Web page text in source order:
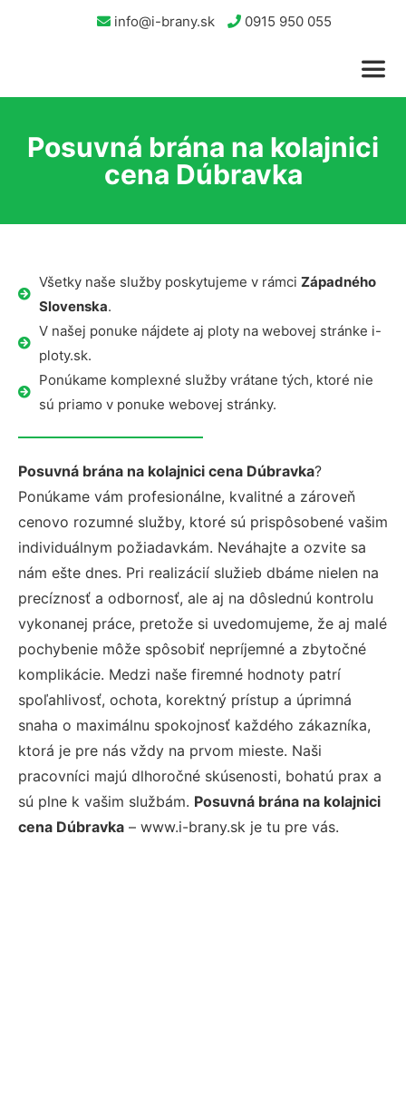
info@i-brany.sk 0915 950 055
Posuvná brána na kolajnici
cena Dúbravka
Všetky naše služby poskytujeme v rámci Západného
Slovenska.
V našej ponuke nájdete aj ploty na webovej stránke i-
ploty.sk.
Ponúkame komplexné služby vrátane tých, ktoré nie
sú priamo v ponuke webovej stránky.
Posuvná brána na kolajnici cena Dúbravka?
Ponúkame vám profesionálne, kvalitné a zároveň
cenovo rozumné služby, ktoré sú prispôsobené vašim
individuálnym požiadavkám. Neváhajte a ozvite sa
nám ešte dnes. Pri realizácií služieb dbáme nielen na
precíznosť a odbornosť, ale aj na dôslednú kontrolu
vykonanej práce, pretože si uvedomujeme, že aj malé
pochybenie môže spôsobiť nepríjemné a zbytočné
komplikácie. Medzi naše firemné hodnoty patrí
spoľahlivosť, ochota, korektný prístup a úprimná
snaha o maximálnu spokojnosť každého zákazníka,
ktorá je pre nás vždy na prvom mieste. Naši
pracovníci majú dlhoročné skúsenosti, bohatú prax a
sú plne k vašim službám. Posuvná brána na kolajnici
cena Dúbravka – www.i-brany.sk je tu pre vás.